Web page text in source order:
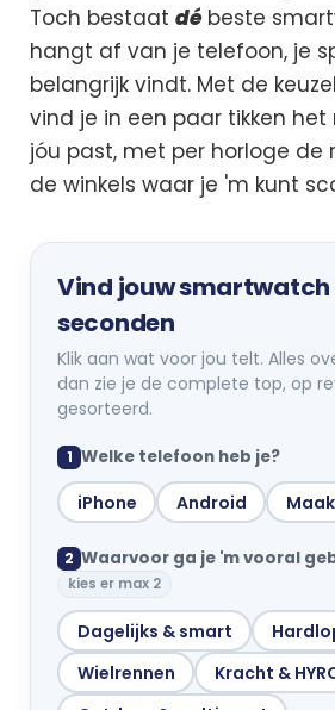
Toch bestaat débeste
hangt af van je telefoon, je
belangrijk vindt. Met de
vind je in een paar tikken
jóu past, met per horloge de
de winkels waar je 'm kunt
Vind jouw smartwatch
seconden
Klik aan wat voor jou telt. Alles
dan zie je de complete top, op
gesorteerd.
1 Welke telefoon heb je?
iPhone Android
2 Waarvoor ga je 'm vooral
kies er max 2
Dagelijks & smart
Wielrennen
Kracht &